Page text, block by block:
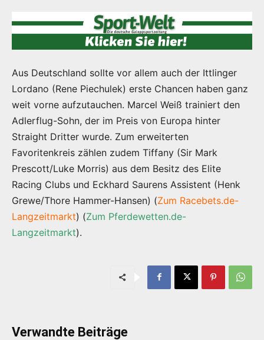
Aus Deutschland sollte vor allem auch der Ittlinger
Lordano (Rene Piechulek) erste Chancen haben ganz
weit vorne aufzutauchen. Marcel Weiß trainiert den
Adlerflug-Sohn, der im Preis von Europa hinter
Straight Dritter wurde. Zum erweiterten
Favoritenkreis zählen zudem Tiffany (Sir Mark
Prescott/Luke Morris) aus dem Besitz des Elite
Racing Clubs und Eckhard Saurens Assistent (Henk
Grewe/Thore Hammer-Hansen) (Zum Racebets.de-
Langzeitmarkt) (Zum Pferdewetten.de-
Langzeitmarkt).
Verwandte Beiträge